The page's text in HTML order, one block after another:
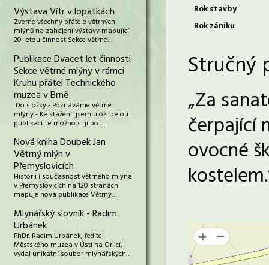
Výstava Vítr v lopatkách
Zveme všechny přátelé větrných
mlýnů na zahájení výstavy mapující
20-letou činnost Sekce větrné…
Publikace Dvacet let činnosti
Sekce větrné mlýny v rámci
Kruhu přátel Technického
muzea v Brně
Do složky - Poznáváme větrné
mlýny - Ke stažení jsem uložil celou
publikaci. Je možno si ji po…
Nová kniha Doubek Jan
Větrný mlýn v
Přemyslovicích
Historii i současnost větrného mlýna
v Přemyslovicích na 120 stranách
mapuje nová publikace Větrný…
Mlynářský slovník - Radim
Urbánek
PhDr. Radim Urbánek, ředitel
Městského muzea v Ústí na Orlicí,
vydal unikátní soubor mlynářských…
Rok stavby
Rok zániku
Stručný
„Za
čerpající
ovocné
+